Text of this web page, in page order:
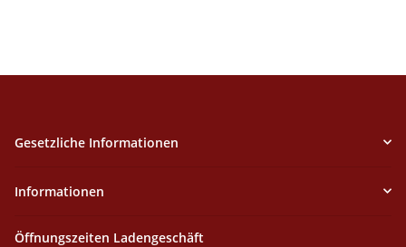
Gesetzliche Informationen
Informationen
Öffnungszeiten Ladengeschäft